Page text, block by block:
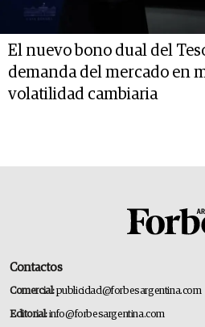
El nuevo bono dual del
demanda del mercado en
volatilidad cambiaria
Contactos
Comercial:publicidad@forbesargentina.com
Editorial:info@forbesargentina.com